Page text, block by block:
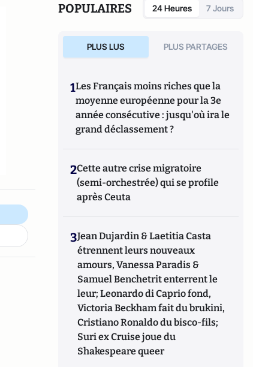
POPULAIRES 24 Heures 7 Jours
PLUS LUS PLUS PARTAGES
1Les Français moins riches que la
moyenne européenne pour la 3e
année consécutive : jusqu'où ira le
grand déclassement ?
2Cette autre crise migratoire
(semi-orchestrée) qui se profile
après Ceuta
3Jean Dujardin & Laetitia Casta
étrennent leurs nouveaux
amours, Vanessa Paradis &
Samuel Benchetrit enterrent le
leur; Leonardo di Caprio fond,
Victoria Beckham fait du brukini,
Cristiano Ronaldo du bisco-fils;
Suri ex Cruise joue du
Shakespeare queer